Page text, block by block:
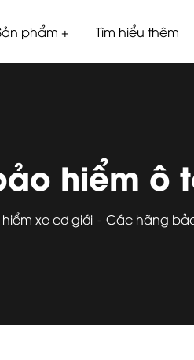
phẩm Tìm hiểu thêm
hiểm ô
hiểm xe cơ giới Các hãng